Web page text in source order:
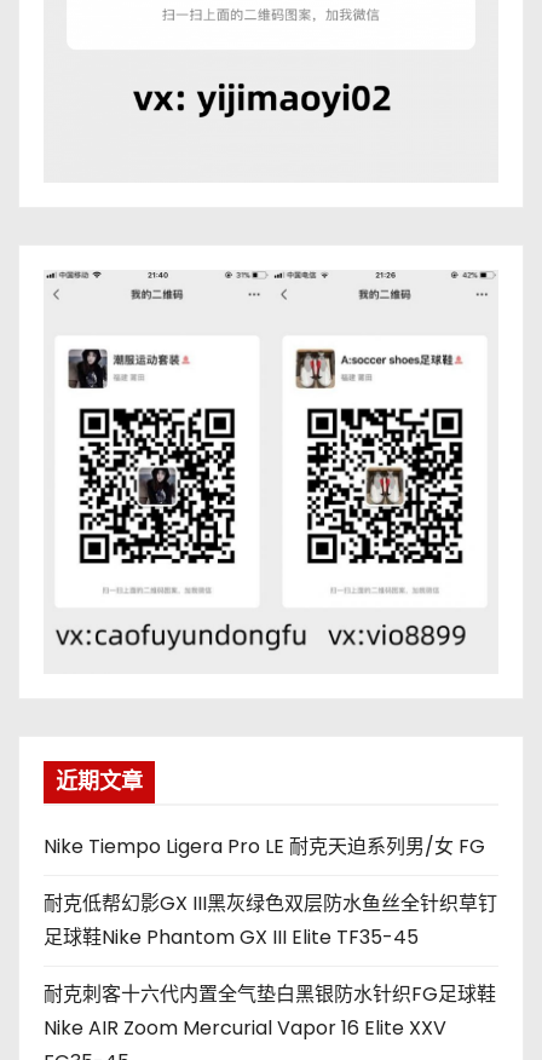
近期文章
Nike Tiempo Ligera Pro LE 耐克天迫系列男/女 FG
耐克低帮幻影GX III黑灰绿色双层防水鱼丝全针织草钉
足球鞋Nike Phantom GX III Elite TF35-45
耐克刺客十六代内置全气垫白黑银防水针织FG足球鞋
Nike AIR Zoom Mercurial Vapor 16 Elite XXV